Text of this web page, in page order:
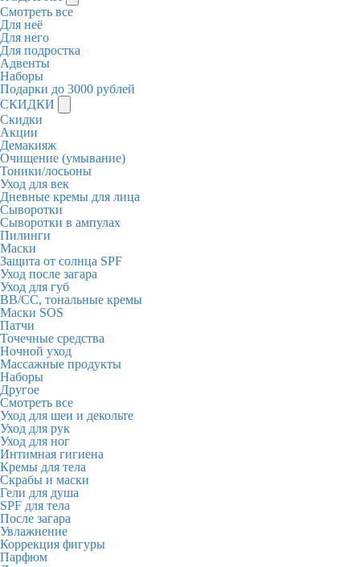
Смотреть все
Для неё
Для него
Для подростка
Адвенты
Наборы
Подарки до 3000 рублей
СКИДКИ
Скидки
Акции
Демакияж
Очищение (умывание)
Тоники/лосьоны
Уход для век
Дневные кремы для лица
Сыворотки
Сыворотки в ампулах
Пилинги
Маски
Защита от солнца SPF
Уход после загара
Уход для губ
BB/CC, тональные кремы
Маски SOS
Патчи
Точечные средства
Ночной уход
Массажные продукты
Наборы
Другое
Смотреть все
Уход для шеи и декольте
Уход для рук
Уход для ног
Интимная гигиена
Кремы для тела
Скрабы и маски
Гели для душа
SPF для тела
После загара
Увлажнение
Коррекция фигуры
Парфюм